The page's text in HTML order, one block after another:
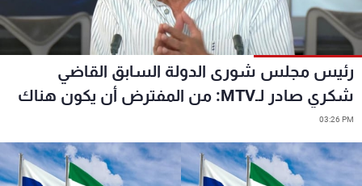
رئيس مجلس شورى الدولة السابق القاضي
شكري صادر لـMTV: من المفترض أن يكون هناك
دولة قانون وأن يخضع الجميع للقانون و"الكبير قبل
الصّغير" ورأينا في السّنوات الماضية إلى أين أوصلنا
التّمييز
03:26 PM